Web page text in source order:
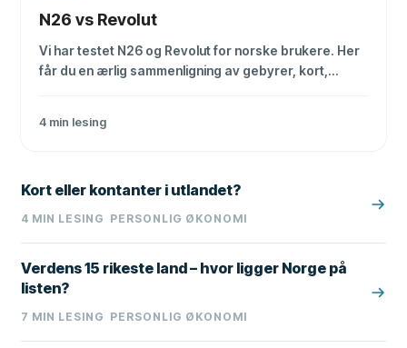
N26 vs Revolut
Vi har testet N26 og Revolut for norske brukere. Her
får du en ærlig sammenligning av gebyrer, kort,
4 min lesing
Kort eller kontanter i utlandet?
4 MIN LESING PERSONLIG ØKONOMI
Verdens 15 rikeste land – hvor ligger Norge på
listen?
7 MIN LESING PERSONLIG ØKONOMI